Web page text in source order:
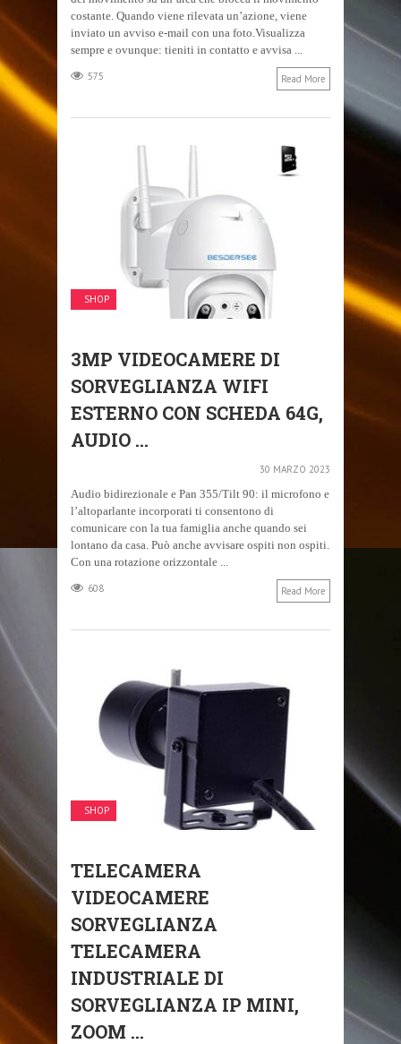
costante. Quando viene rilevata un’azione, viene
inviato un avviso e-mail con una foto.Visualizza
sempre e ovunque: tieniti in contatto e avvisa ...
575 Read More
SHOP
3MP VIDEOCAMERE DI
SORVEGLIANZA WIFI
ESTERNO CON SCHEDA 64G,
AUDIO ...
30 MARZO 2023
Audio bidirezionale e Pan 355/Tilt 90: il microfono e
l’altoparlante incorporati ti consentono di
comunicare con la tua famiglia anche quando sei
lontano da casa. Può anche avvisare ospiti non ospiti.
Con una rotazione orizzontale ...
608 Read More
SHOP
TELECAMERA
VIDEOCAMERE
SORVEGLIANZA
TELECAMERA
INDUSTRIALE DI
SORVEGLIANZA IP MINI,
ZOOM ...